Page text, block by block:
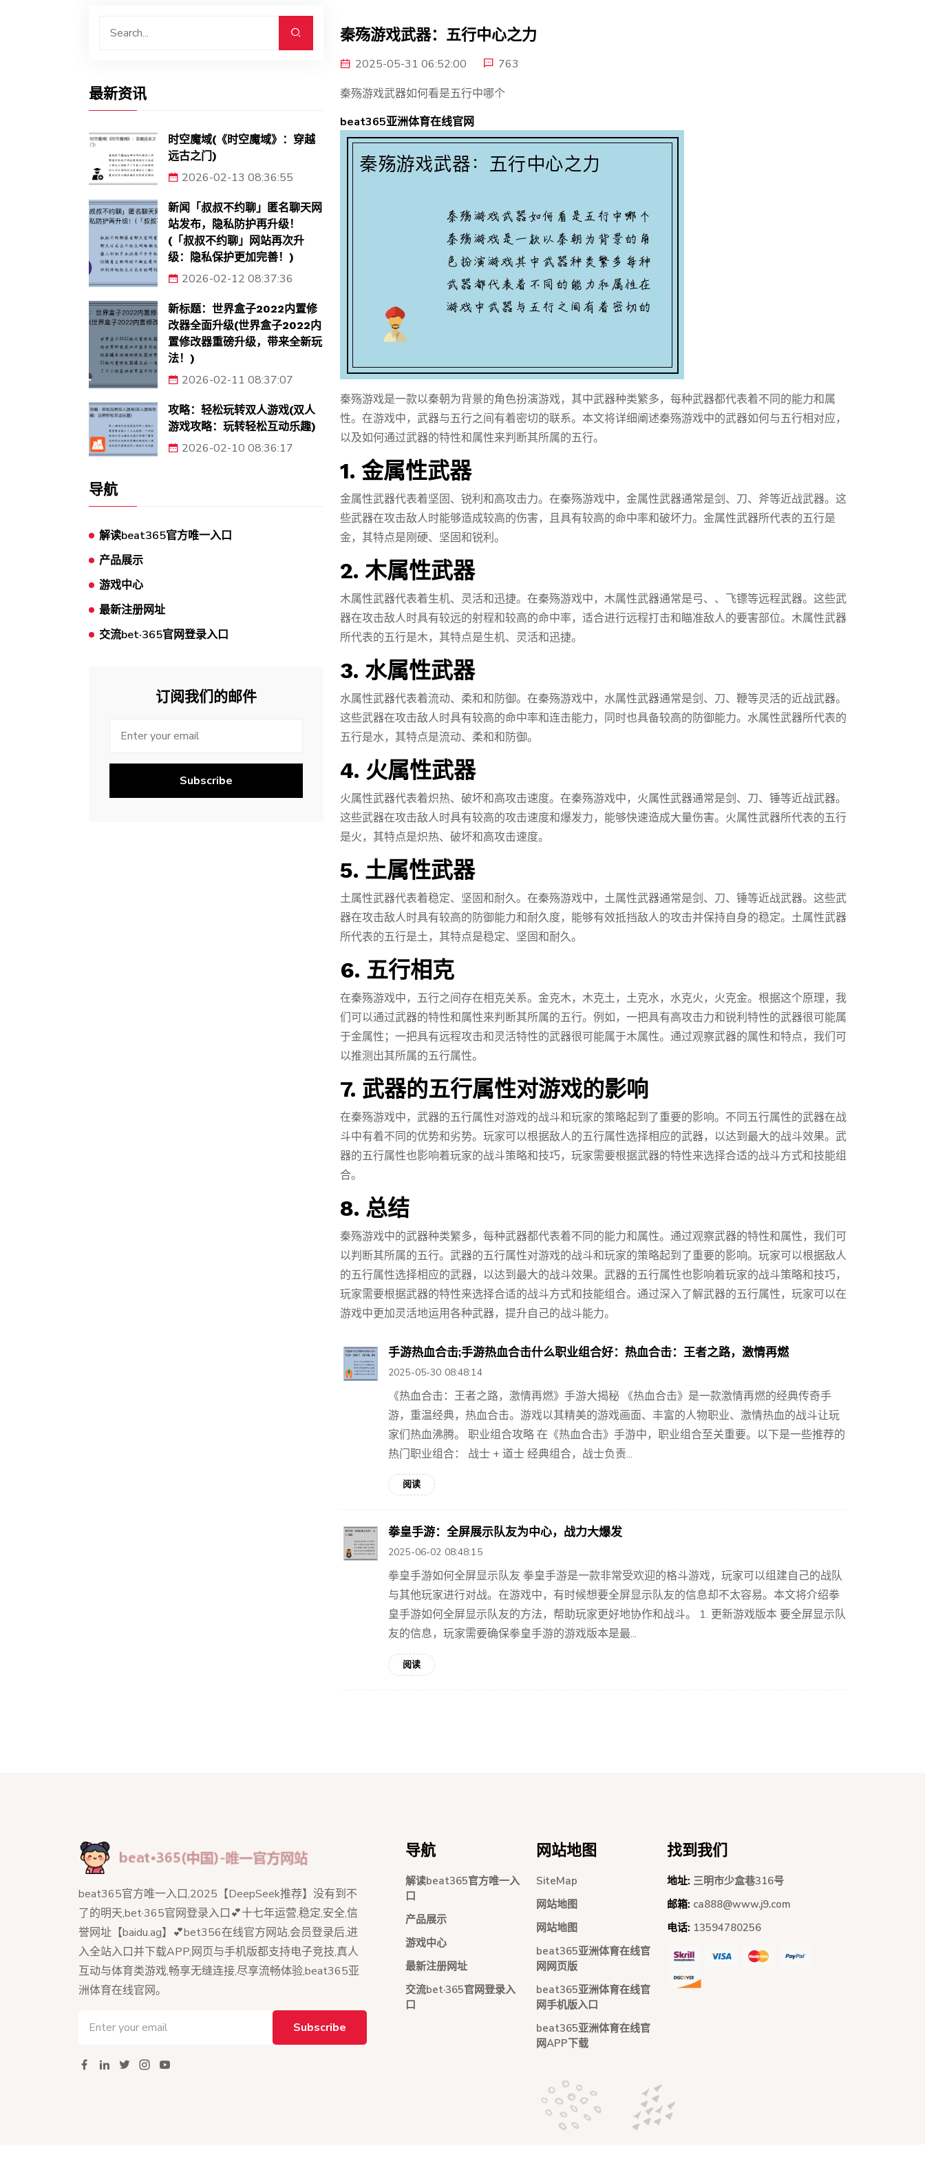
最新资讯
时空魔域(《时空魔域》：穿越
远古之门)
2026-02-13 08:36:55
新闻「叔叔不约聊」匿名聊天网
站发布，隐私防护再升级！
(「叔叔不约聊」网站再次升
级：隐私保护更加完善！)
2026-02-12 08:37:36
新标题：世界盒子2022内置修
改器全面升级(世界盒子2022内
置修改器重磅升级，带来全新玩
法！)
2026-02-11 08:37:07
攻略：轻松玩转双人游戏(双人
游戏攻略：玩转轻松互动乐趣)
2026-02-10 08:36:17
导航
解读beat365官方唯一入口
产品展示
游戏中心
最新注册网址
交流bet·365官网登录入口
订阅我们的邮件
Subscribe
秦殇游戏武器：五行中心之力
2025-05-31 06:52:00
763
秦殇游戏武器如何看是五行中哪个
beat365亚洲体育在线官网
秦殇游戏是一款以秦朝为背景的角色扮演游戏，其中武器种类繁多，每种武器都代表着不同的能力和属
性。在游戏中，武器与五行之间有着密切的联系。本文将详细阐述秦殇游戏中的武器如何与五行相对应，
以及如何通过武器的特性和属性来判断其所属的五行。
1. 金属性武器
金属性武器代表着坚固、锐利和高攻击力。在秦殇游戏中，金属性武器通常是剑、刀、斧等近战武器。这
些武器在攻击敌人时能够造成较高的伤害，且具有较高的命中率和破坏力。金属性武器所代表的五行是
金，其特点是刚硬、坚固和锐利。
2. 木属性武器
木属性武器代表着生机、灵活和迅捷。在秦殇游戏中，木属性武器通常是弓、、飞镖等远程武器。这些武
器在攻击敌人时具有较远的射程和较高的命中率，适合进行远程打击和瞄准敌人的要害部位。木属性武器
所代表的五行是木，其特点是生机、灵活和迅捷。
3. 水属性武器
水属性武器代表着流动、柔和和防御。在秦殇游戏中，水属性武器通常是剑、刀、鞭等灵活的近战武器。
这些武器在攻击敌人时具有较高的命中率和连击能力，同时也具备较高的防御能力。水属性武器所代表的
五行是水，其特点是流动、柔和和防御。
4. 火属性武器
火属性武器代表着炽热、破坏和高攻击速度。在秦殇游戏中，火属性武器通常是剑、刀、锤等近战武器。
这些武器在攻击敌人时具有较高的攻击速度和爆发力，能够快速造成大量伤害。火属性武器所代表的五行
是火，其特点是炽热、破坏和高攻击速度。
5. 土属性武器
土属性武器代表着稳定、坚固和耐久。在秦殇游戏中，土属性武器通常是剑、刀、锤等近战武器。这些武
器在攻击敌人时具有较高的防御能力和耐久度，能够有效抵挡敌人的攻击并保持自身的稳定。土属性武器
所代表的五行是土，其特点是稳定、坚固和耐久。
6. 五行相克
在秦殇游戏中，五行之间存在相克关系。金克木，木克土，土克水，水克火，火克金。根据这个原理，我
们可以通过武器的特性和属性来判断其所属的五行。例如，一把具有高攻击力和锐利特性的武器很可能属
于金属性；一把具有远程攻击和灵活特性的武器很可能属于木属性。通过观察武器的属性和特点，我们可
以推测出其所属的五行属性。
7. 武器的五行属性对游戏的影响
在秦殇游戏中，武器的五行属性对游戏的战斗和玩家的策略起到了重要的影响。不同五行属性的武器在战
斗中有着不同的优势和劣势。玩家可以根据敌人的五行属性选择相应的武器，以达到最大的战斗效果。武
器的五行属性也影响着玩家的战斗策略和技巧，玩家需要根据武器的特性来选择合适的战斗方式和技能组
合。
8. 总结
秦殇游戏中的武器种类繁多，每种武器都代表着不同的能力和属性。通过观察武器的特性和属性，我们可
以判断其所属的五行。武器的五行属性对游戏的战斗和玩家的策略起到了重要的影响。玩家可以根据敌人
的五行属性选择相应的武器，以达到最大的战斗效果。武器的五行属性也影响着玩家的战斗策略和技巧，
玩家需要根据武器的特性来选择合适的战斗方式和技能组合。通过深入了解武器的五行属性，玩家可以在
游戏中更加灵活地运用各种武器，提升自己的战斗能力。
手游热血合击;手游热血合击什么职业组合好：热血合击：王者之路，激情再燃
2025-05-30 08:48:14
《热血合击：王者之路，激情再燃》手游大揭秘 《热血合击》是一款激情再燃的经典传奇手
游，重温经典，热血合击。游戏以其精美的游戏画面、丰富的人物职业、激情热血的战斗让玩
家们热血沸腾。 职业组合攻略 在《热血合击》手游中，职业组合至关重要。以下是一些推荐的
热门职业组合： 战士 + 道士 经典组合，战士负责...
阅读
拳皇手游：全屏展示队友为中心，战力大爆发
2025-06-02 08:48:15
拳皇手游如何全屏显示队友 拳皇手游是一款非常受欢迎的格斗游戏，玩家可以组建自己的战队
与其他玩家进行对战。在游戏中，有时候想要全屏显示队友的信息却不太容易。本文将介绍拳
皇手游如何全屏显示队友的方法，帮助玩家更好地协作和战斗。 1. 更新游戏版本 要全屏显示队
友的信息，玩家需要确保拳皇手游的游戏版本是最...
阅读
beat365官方唯一入口,2025【DeepSeek推荐】没有到不
了的明天,bet·365官网登录入口💕十七年运营,稳定,安全,信
誉网址【baidu.ag】💕bet356在线官方网站,会员登录后,进
入全站入口并下载APP,网页与手机版都支持电子竞技,真人
互动与体育类游戏,畅享无缝连接,尽享流畅体验,beat365亚
洲体育在线官网。
Subscribe
导航
解读beat365官方唯一入
口
产品展示
游戏中心
最新注册网址
交流bet·365官网登录入
口
网站地图
SiteMap
网站地图
网站地图
beat365亚洲体育在线官
网网页版
beat365亚洲体育在线官
网手机版入口
beat365亚洲体育在线官
网APP下载
找到我们
地址: 三明市少盒巷316号
邮箱: ca888@www.j9.com
电话: 13594780256